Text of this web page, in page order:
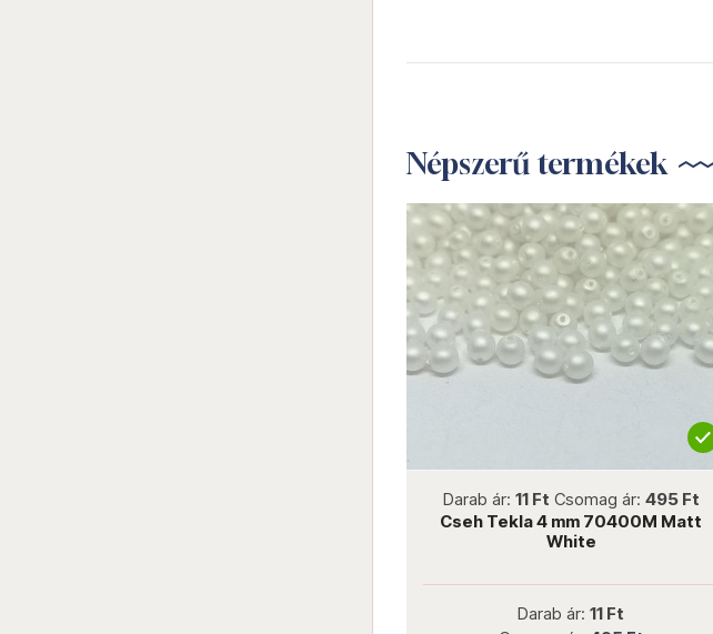
Népszerű termékek
Darab ár: 11 Ft Csomag ár: 495 Ft
Cseh Tekla 4 mm 70400M Matt
White
Darab ár: 11 Ft